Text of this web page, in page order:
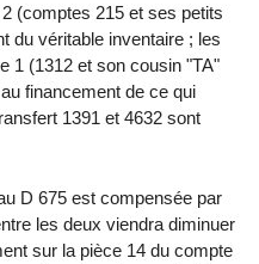
(comptes 215 et ses petits
du véritable inventaire ; les
1 (1312 et son cousin "TA"
financement de ce qui
1391 et 4632 sont
D 675 est compensée par
les deux viendra diminuer
sur la pièce 14 du compte